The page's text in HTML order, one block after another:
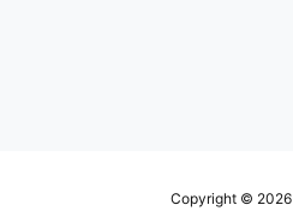
Copyright © 2026